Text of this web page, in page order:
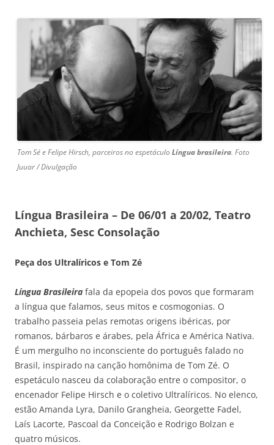
Tom Sé e Felipe Hirsch, parceiros no espetáculo Língua brasileira. Foto
Juuar / Divulgação
Língua Brasileira – De 06/01 a 20/02, Teatro
Anchieta, Sesc Consolação
Peça dos Ultralíricos e Tom Zé
Língua Brasileira fala da epopeia dos povos que formaram
a língua que falamos, seus mitos e cosmogonias. O
trabalho passeia pelas remotas origens ibéricas, por
romanos, bárbaros e árabes, pela África e América Nativa.
É um mergulho no inconsciente do português falado no
Brasil, inspirado na canção homônima de Tom Zé. O
espetáculo nasceu da colaboração entre o compositor, o
encenador Felipe Hirsch e o coletivo Ultralíricos. No elenco,
estão Amanda Lyra, Danilo Grangheia, Georgette Fadel,
Laís Lacorte, Pascoal da Conceição e Rodrigo Bolzan e
quatro músicos.